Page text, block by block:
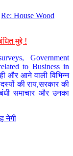
Re: House Wood
मुद्दे !
Government
to Business in
और आने वाली विभिन्न
की राय,सरकार की
समाचार और उनका
नेगी